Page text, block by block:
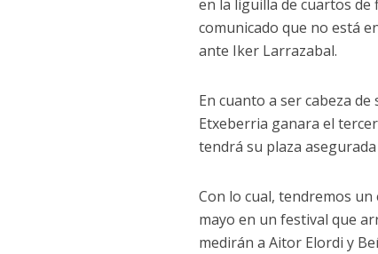
en la liguilla de cuartos de
comunicado que no está
ante Iker Larrazabal.
En cuanto a ser cabeza
Etxeberria ganara el
tendrá su plaza
Con lo cual, tendremos
mayo en un festival que
medirán a Aitor Elordi y